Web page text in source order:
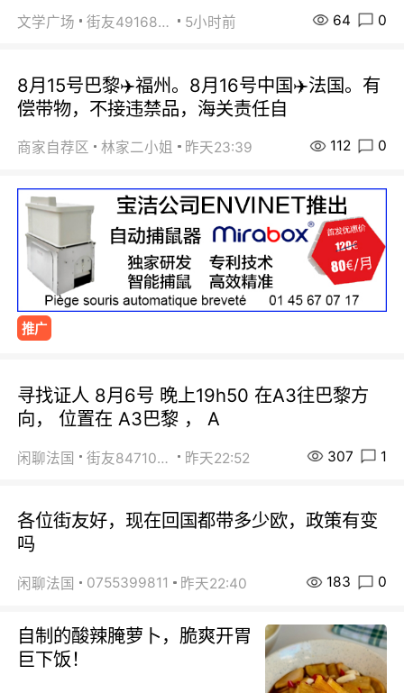
文学广场 街友49168527 5小时前 64 0
8月15号巴黎✈️福州。8月16号中国✈️法国。有
偿带物，不接违禁品，海关责任自
商家自荐区 林家二小姐 昨天23:39 112 0
推广
寻找证人 8月6号 晚上19h50 在A3往巴黎方
向， 位置在 A3巴黎 ， A
闲聊法国 街友84710671 昨天22:52 307 1
各位街友好，现在回国都带多少欧，政策有变
吗
闲聊法国 0755399811 昨天22:40 183 0
自制的酸辣腌萝卜，脆爽开胃
巨下饭！